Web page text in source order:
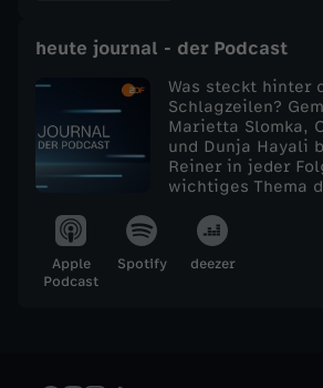
u
n
l
heute journal - der Podcast
Was steckt hinter
Schlagzeilen?
Marietta Slomka,
und Dunja Hayali
Reiner in jeder
wichtiges Thema
Apple
Podcast
Spotify deezer